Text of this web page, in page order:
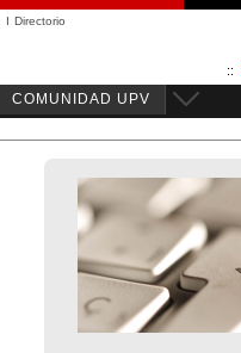
I Directorio
::
COMUNIDAD UPV